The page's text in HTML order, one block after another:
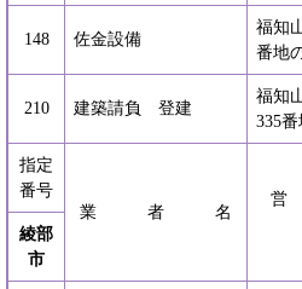
148 佐金設備
福知
番地
210 建築請負 登建
福知
335番
指定
番号
業 者 名
営
綾部
市